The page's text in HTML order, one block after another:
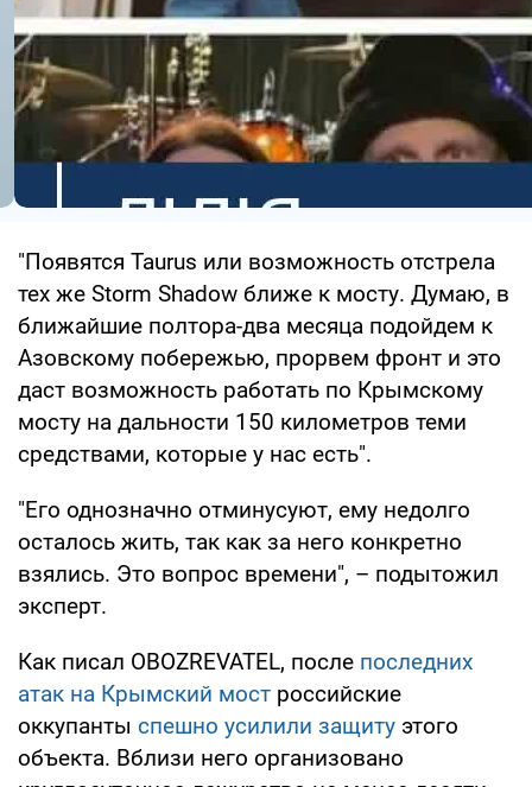
"Появятся Taurus или возможность отстрела
тех же Storm Shadow ближе к мосту. Думаю, в
ближайшие полтора-два месяца подойдем к
Азовскому побережью, прорвем фронт и это
даст возможность работать по Крымскому
мосту на дальности 150 километров теми
средствами, которые у нас есть".
"Его однозначно отминусуют, ему недолго
осталось жить, так как за него конкретно
взялись. Это вопрос времени", – подытожил
эксперт.
Как писал OBOZREVATEL, после последних
атак на Крымский мост российские
оккупанты спешно усилили защиту этого
объекта. Вблизи него организовано